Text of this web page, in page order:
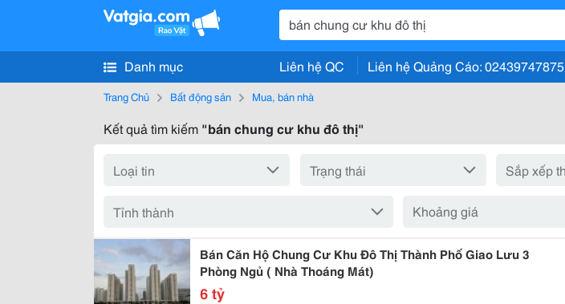
Danh mục Liên hệ QC Liên hệ Quảng Cáo: 02439747875
Trang Chủ Bất động sản Mua, bán nhà
Kết quả tìm kiếm "bán chung cư khu đô thị"
Khoảng giá
Bán Căn Hộ Chung Cư Khu Đô Thị Thành Phố Giao Lưu 3
Phòng Ngủ ( Nhà Thoáng Mát)
6 tỷ